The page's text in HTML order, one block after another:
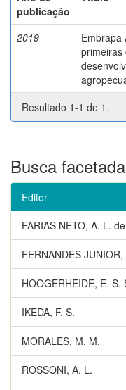
publicação
2019
Embrapa
primeiras
Resultado 1-1 de 1.
Busca facetada
Editor
FARIAS NETO, A. L. de
FERNANDES JUNIOR,
HOOGERHEIDE, E. S.
IKEDA, F. S.
MORALES, M. M.
ROSSONI, A. L.